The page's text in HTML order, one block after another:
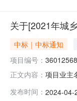
关于[2021年城
中标｜中标通知
项目编号：
正文内容： 项目业主
金额说明
发布时间： 2024-04-